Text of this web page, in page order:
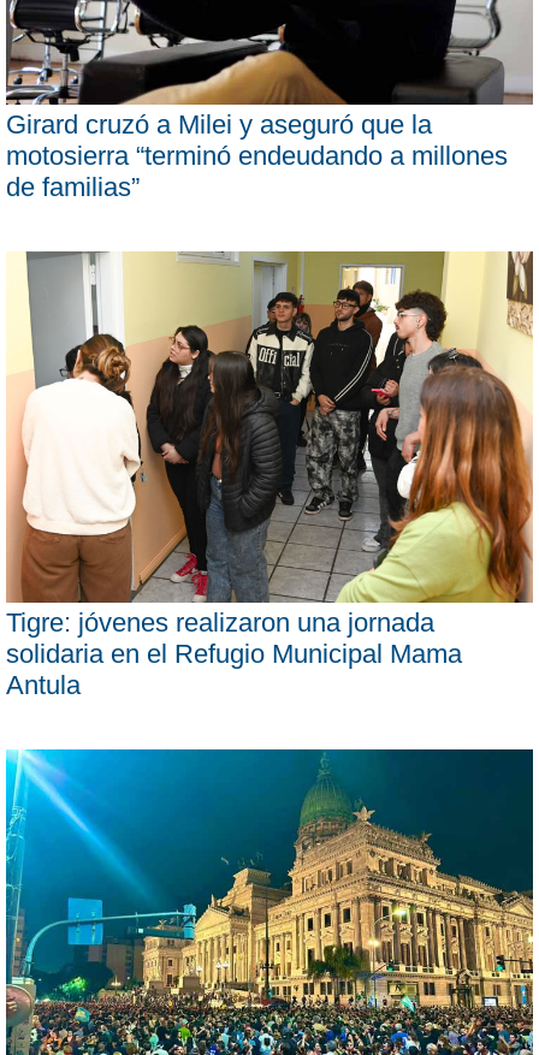
Girard cruzó a Milei y aseguró que la
motosierra “terminó endeudando a millones
de familias”
Tigre: jóvenes realizaron una jornada
solidaria en el Refugio Municipal Mama
Antula